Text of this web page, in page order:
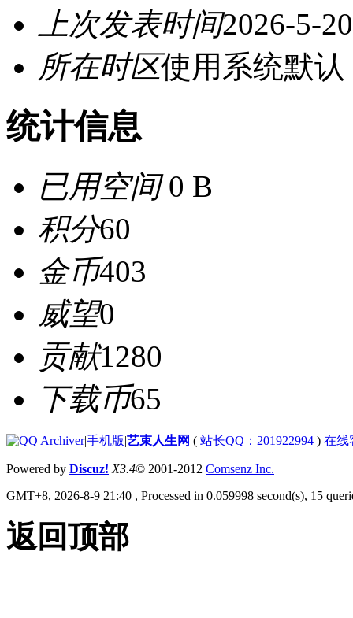
上次发表时间2026-5-
所在时区使用系统默认
统计信息
已用空间0 B
积分60
金币403
威望0
贡献1280
下载币65
|Archiver|手机版|艺束人生网 ( 站长QQ：201922994 ) 在线
Powered by Discuz! X3.4© 2001-2012 Comsenz Inc.
GMT+8, 2026-8-9 21:40 , Processed in 0.059998 second(s), 15
返回顶部